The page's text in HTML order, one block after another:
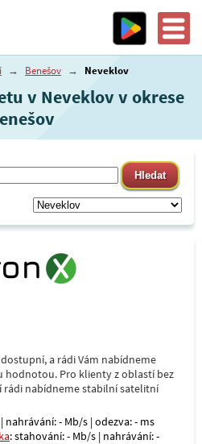
→ Benešov → Neveklov
v Neveklov v okrese
a rádi Vám nabídneme
hodnotou. Pro klienty z oblastí bez
nabídneme stabilní satelitní
nahrávání: - Mb/s | odezva: - ms
: stahování: - Mb/s | nahrávání: -